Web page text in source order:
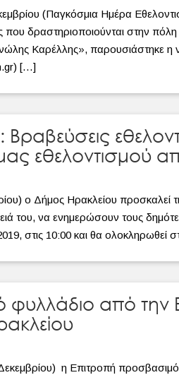
(Παγκόσμια Ημέρα
που δραστηριοποιούνται στην
Καρέλλης», παρουσιάστηκε η
[…]
εθελοντισμού
ο Δήμος Ηρακλείου προσκαλεί
του, να ενημερώσουν τους
στις 10:00 και θα ολοκληρωθεί
φυλλάδιο από την
η Επιτροπή